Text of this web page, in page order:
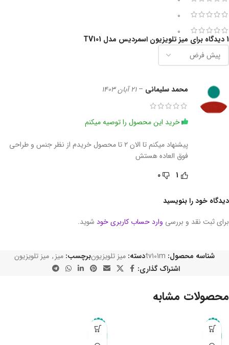
0
0
1 دیدگاه برای میز تلویزیون اسمردیس مدل TV101
محمد سلیمانی – 21 آبان 1403
خرید این محصول را توصیه میکنم
پیشنهاد میکنم تا الان ۲ تا محصول خریدم از نظر جنس و طراحی
فوق العاده هستش
1
0
دیدگاه خود را بنویسید
برای ثبت نقد و بررسی وارد حساب کاربری خود شوید.
شناسه محصول: tv101mدسته: میز تلویزیونبرچسب: میز , میز تلویزیون
اشتراک گذاری:
محصولات مشابه
-10%